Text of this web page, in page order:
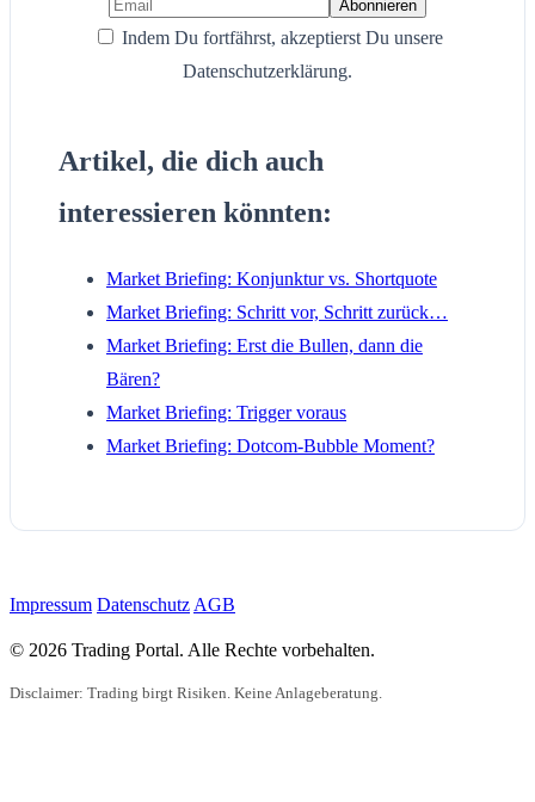
Indem Du fortfährst, akzeptierst Du unsere
Datenschutzerklärung.
Artikel, die dich auch
interessieren könnten:
Market Briefing: Konjunktur vs. Shortquote
Market Briefing: Schritt vor, Schritt zurück…
Market Briefing: Erst die Bullen, dann die
Bären?
Market Briefing: Trigger voraus
Market Briefing: Dotcom-Bubble Moment?
Impressum Datenschutz AGB
© 2026 Trading Portal. Alle Rechte vorbehalten.
Disclaimer: Trading birgt Risiken. Keine Anlageberatung.